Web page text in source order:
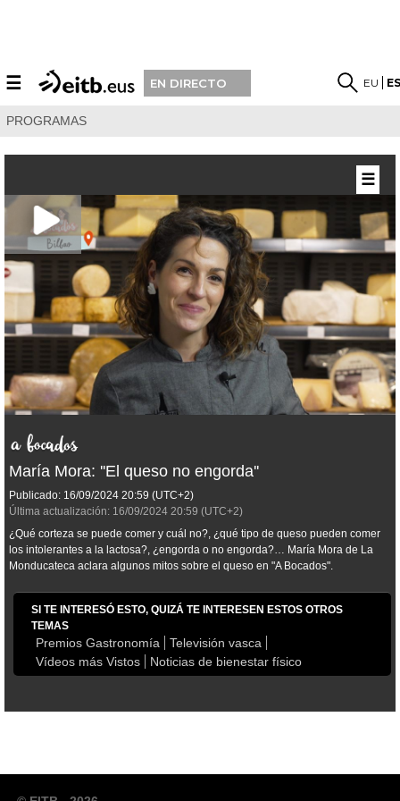
☰ EN DIRECTO EU
PROGRAMAS
María Mora: ''El queso no engorda''
Publicado: 16/09/2024 20:59 (UTC+2)
Última actualización: 16/09/2024 20:59 (UTC+2)
¿Qué corteza se puede comer y cuál no?, ¿qué tipo de queso pueden comer
los intolerantes a la lactosa?, ¿engorda o no engorda?… María Mora de La
Monducateca aclara algunos mitos sobre el queso en "A Bocados".
SI TE INTERESÓ ESTO, QUIZÁ TE INTERESEN ESTOS OTROS
TEMAS
Premios Gastronomía
Televisión vasca
Vídeos más Vistos
Noticias de bienestar físico
☰